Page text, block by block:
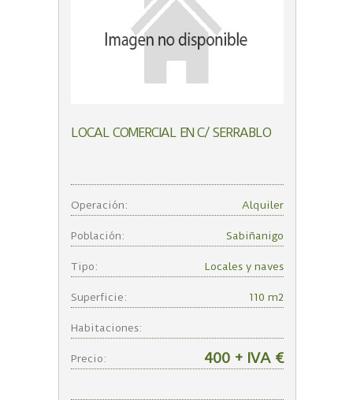
LOCAL COMERCIAL EN C/ SERRABLO
Operación: Alquiler
Población: Sabiñanigo
Tipo: Locales y naves
Superficie: 110 m2
Habitaciones:
Precio: 400 + IVA €